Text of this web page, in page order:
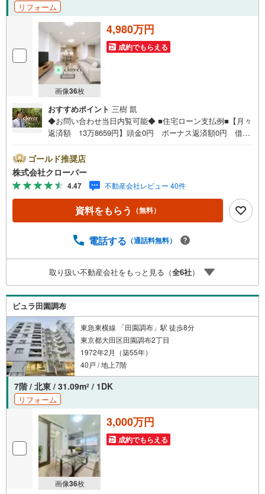
リフォーム
画像36枚
4,980万円
成約でもらえる
おすすめポイント 三樹 凱
◆お問い合わせ当日内覧可能◆ ■住宅ローン支払例■【月々
返済額 13万8659円】頭金0円 ボーナス返済額0円 借入
●住宅ローン、諸費用ローンお気軽にご相談下さい！大田区
田園調布本町に佇む日園調布コーポラス。東急多摩川線
「沼部」駅徒歩5分、東急池上線「御嶽山」駅徒歩11分、東
急東横線他「多摩川」駅徒歩13分の立地です。周辺にはス
ーパーやコンビニ、郵便局が揃い生活利便性良好。近隣に
は多摩川や桜坂があり、四季を感じられる住環境も魅力。1
トロック付きで防犯面も安心。お部屋は5階角部屋、新規内
得なの？■分からない事、何でもご相談下さい。■随時！内
覧可能です！■平日・土日・祝祭日…日程・時間はいつでも
調整可能。ご指定の場所にお車でお迎えに上がります。■不
動産購入のご相談も随時開催中！■ ○住宅ローンのご相
談 ○買換えのご相談 ○ご自宅査定のご相談 ○弊社買取
も行っております！
ゴールド推奨店
株式会社クローバー
4.47 不動産会社レビュー 40件
資料をもらう （無料）
電話する （通話料無料）
取り扱い不動産会社をもっと見る（全6社）
ビュラ田園調布
東急東横線 「田園調布」駅 徒歩8分
東京都大田区田園調布2丁目
1972年2月（築55年）
40戸 / 地上7階
7階 / 北東 / 31.09m2 / 1DK
リフォーム
画像36枚
3,000万円
成約でもらえる